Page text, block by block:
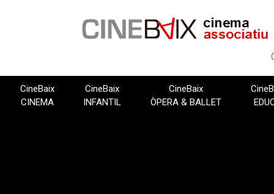
CineBaix
CINEMA
CineBaix
INFANTIL
CineBaix
ÒPERA & BALLET